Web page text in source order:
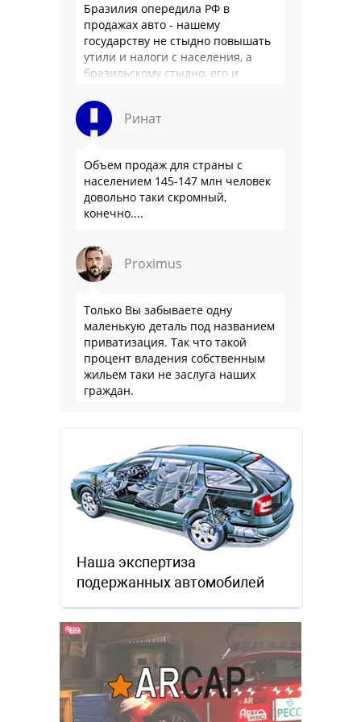
Бразилия опередила РФ в
продажах авто - нашему
государству не стыдно повышать
утили и налоги с населения, а
бразильскому стыдно, его и
Ринат
Объем продаж для страны с
населением 145-147 млн человек
довольно таки скромный,
конечно....
Proximus
Только Вы забываете одну
маленькую деталь под названием
приватизация. Так что такой
процент владения собственным
жильем таки не заслуга наших
граждан.
Наша экспертиза
подержанных автомобилей